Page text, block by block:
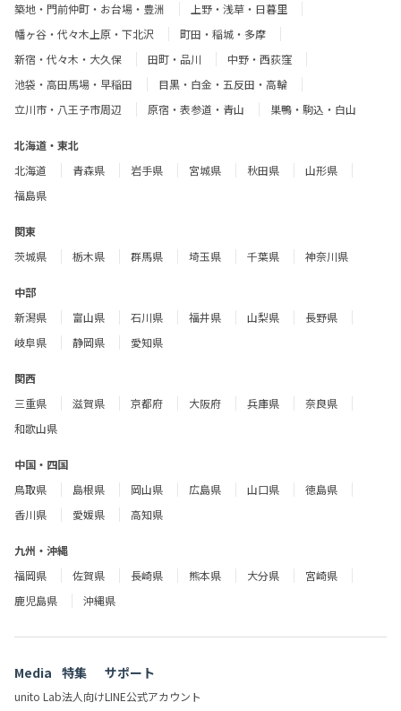
築地・門前仲町・お台場・豊洲
上野・浅草・日暮里
幡ヶ谷・代々木上原・下北沢
町田・稲城・多摩
新宿・代々木・大久保
田町・品川
中野・西荻窪
池袋・高田馬場・早稲田
目黒・白金・五反田・高輪
立川市・八王子市周辺
原宿・表参道・青山 巣鴨・駒込・白山
北海道・東北
北海道
青森県 岩手県 宮城県 秋田県
山形県
福島県
関東
茨城県
栃木県 群馬県 埼玉県 千葉県 神奈川県
中部
新潟県
富山県 石川県 福井県 山梨県
長野県
岐阜県
静岡県 愛知県
関西
三重県
滋賀県 京都府 大阪府 兵庫県
奈良県
和歌山県
中国・四国
鳥取県
島根県 岡山県 広島県 山口県
徳島県
香川県
愛媛県 高知県
九州・沖縄
福岡県
佐賀県 長崎県 熊本県 大分県
宮崎県
鹿児島県
沖縄県
Media
unito Lab
特集
法人向け
サポート
LINE公式アカウント